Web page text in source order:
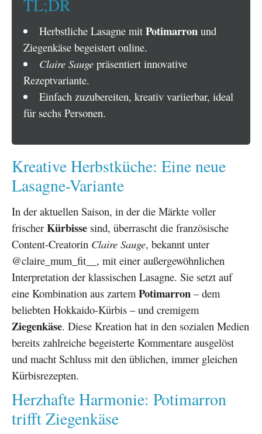
TL;DR
Herbstliche Lasagne mit Potimarron und
Ziegenkäse begeistert online.
Claire Saugepräsentiert innovative
Rezeptvariante.
Einfach zuzubereiten, kreativ variierbar, ideal
für sechs Personen.
Kreative Herbstküche: Eine neue
Lasagne-Variante
In der aktuellen Saison, in der die Märkte voller
frischer Kürbisse sind, überrascht die französische
Content-Creatorin Claire Sauge, bekannt unter
@claire_mum_fit__, mit einer außergewöhnlichen
Interpretation der klassischen Lasagne. Sie setzt auf
eine Kombination aus zartem Potimarron – dem
beliebten Hokkaido-Kürbis – und cremigem
Ziegenkäse. Diese Kreation hat in den sozialen Medien
bereits zahlreiche begeisterte Kommentare ausgelöst
und macht Schluss mit den üblichen, immer gleichen
Kürbisrezepten.
Herzhafte Harmonie: Potimarron
trifft Ziegenkäse